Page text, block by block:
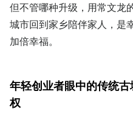
但不管哪种升级，用常文
城市回到家乡陪伴家人，是
加倍幸福。
年轻创业者眼中的传统古
权